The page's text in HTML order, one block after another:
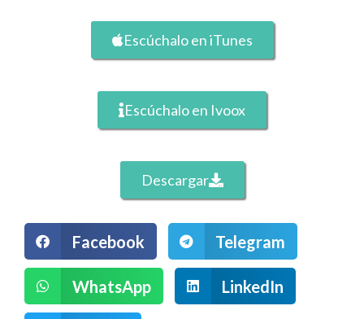
Escúchalo en iTunes
Escúchalo en Ivoox
Descargar
Facebook Telegram
WhatsApp LinkedIn